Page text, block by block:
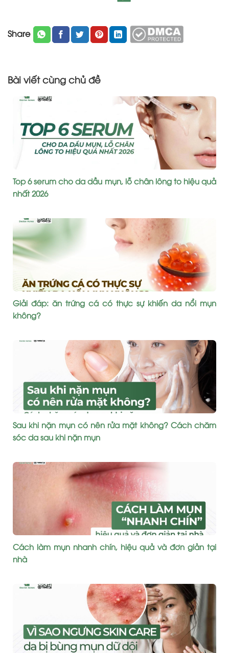
Share
Bài viết cùng chủ đề
Top 6 serum cho da dầu mụn, lỗ chân lông to hiệu quả
nhất 2026
Giải đáp: ăn trứng cá có thực sự khiến da nổi mụn
không?
Sau khi nặn mụn có nên rửa mặt không? Cách chăm
sóc da sau khi nặn mụn
Cách làm mụn nhanh chín, hiệu quả và đơn giản tại
nhà